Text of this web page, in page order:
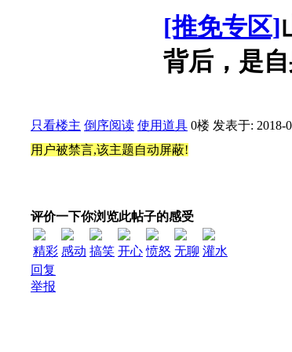
[推免专区]
背后，是
只看楼主 倒序阅读 使用道具 0楼 发表于: 2018-
用户被禁言,该主题自动屏蔽!
评价一下你浏览此帖子的感受
精彩 感动 搞笑 开心 愤怒 无聊 灌水
回复
举报